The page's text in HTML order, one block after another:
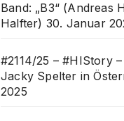
Band: „B3“ (Andreas
Halfter) 30. Januar
#2114/25 – #HIStory
Jacky Spelter in
2025